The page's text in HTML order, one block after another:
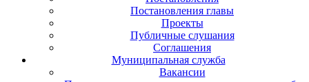
Постановления главы
Проекты
Публичные слушания
Соглашения
Муниципальная служба
Вакансии